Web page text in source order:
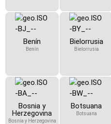
Benín
Benín
Bielorrusia
Bielorrusia
Bosnia y
Herzegovina
Bosnia y Herzegovina
Botsuana
Botsuana